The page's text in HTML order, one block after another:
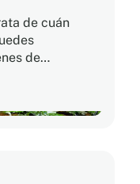
de cuán
de